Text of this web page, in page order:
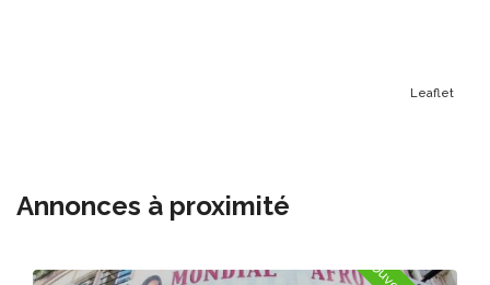
Leaflet
Annonces à proximité